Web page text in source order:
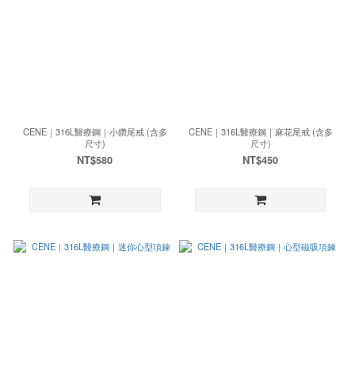
CENE｜316L醫療鋼｜小鑽尾戒 (含多
尺寸)
NT$580
CENE｜316L醫療鋼｜麻花尾戒 (含多
尺寸)
NT$450